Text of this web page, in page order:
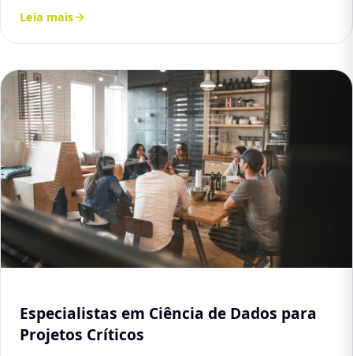
Leia mais
Especialistas em Ciência de Dados para
Projetos Críticos